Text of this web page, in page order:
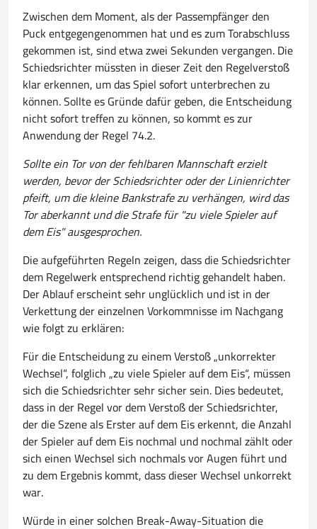
Zwischen dem Moment, als der Passempfänger den
Puck entgegengenommen hat und es zum Torabschluss
gekommen ist, sind etwa zwei Sekunden vergangen. Die
Schiedsrichter müssten in dieser Zeit den Regelverstoß
klar erkennen, um das Spiel sofort unterbrechen zu
können. Sollte es Gründe dafür geben, die Entscheidung
nicht sofort treffen zu können, so kommt es zur
Anwendung der Regel 74.2.
Sollte ein Tor von der fehlbaren Mannschaft erzielt
werden, bevor der Schiedsrichter oder der Linienrichter
pfeift, um die kleine Bankstrafe zu verhängen, wird das
Tor aberkannt und die Strafe für "zu viele Spieler auf
dem Eis" ausgesprochen.
Die aufgeführten Regeln zeigen, dass die Schiedsrichter
dem Regelwerk entsprechend richtig gehandelt haben.
Der Ablauf erscheint sehr unglücklich und ist in der
Verkettung der einzelnen Vorkommnisse im Nachgang
wie folgt zu erklären:
Für die Entscheidung zu einem Verstoß „unkorrekter
Wechsel“, folglich „zu viele Spieler auf dem Eis“, müssen
sich die Schiedsrichter sehr sicher sein. Dies bedeutet,
dass in der Regel vor dem Verstoß der Schiedsrichter,
der die Szene als Erster auf dem Eis erkennt, die Anzahl
der Spieler auf dem Eis nochmal und nochmal zählt oder
sich einen Wechsel sich nochmals vor Augen führt und
zu dem Ergebnis kommt, dass dieser Wechsel unkorrekt
war.
Würde in einer solchen Break-Away-Situation die